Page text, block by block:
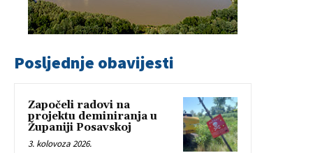
Posljednje obavijesti
Započeli radovi na
projektu deminiranja u
Županiji Posavskoj
3. kolovoza 2026.